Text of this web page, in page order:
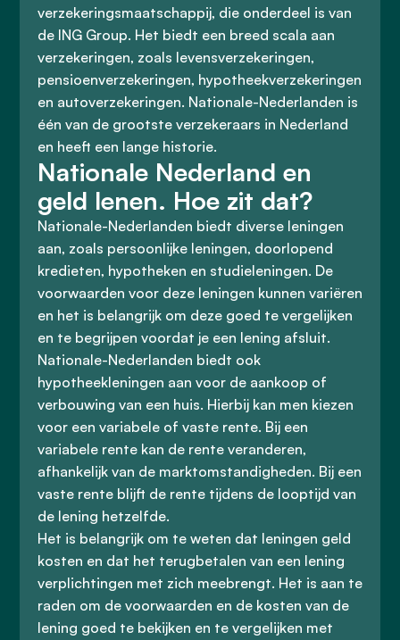
verzekeringsmaatschappij, die onderdeel is van
de ING Group. Het biedt een breed scala aan
verzekeringen, zoals levensverzekeringen,
pensioenverzekeringen, hypotheekverzekeringen
en autoverzekeringen. Nationale-Nederlanden is
één van de grootste verzekeraars in Nederland
en heeft een lange historie.
Nationale Nederland en
geld lenen. Hoe zit dat?
Nationale-Nederlanden biedt diverse leningen
aan, zoals persoonlijke leningen, doorlopend
kredieten, hypotheken en studieleningen. De
voorwaarden voor deze leningen kunnen variëren
en het is belangrijk om deze goed te vergelijken
en te begrijpen voordat je een lening afsluit.
Nationale-Nederlanden biedt ook
hypotheekleningen aan voor de aankoop of
verbouwing van een huis. Hierbij kan men kiezen
voor een variabele of vaste rente. Bij een
variabele rente kan de rente veranderen,
afhankelijk van de marktomstandigheden. Bij een
vaste rente blijft de rente tijdens de looptijd van
de lening hetzelfde.
Het is belangrijk om te weten dat leningen geld
kosten en dat het terugbetalen van een lening
verplichtingen met zich meebrengt. Het is aan te
raden om de voorwaarden en de kosten van de
lening goed te bekijken en te vergelijken met